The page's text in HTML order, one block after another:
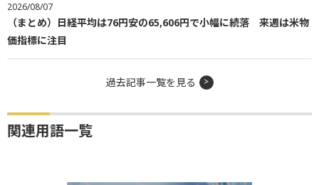
2026/08/07
（まとめ）日経平均は76円安の65,606円で小幅に続落 来週は米物
価指標に注目
過去記事一覧を見る
関連用語一覧